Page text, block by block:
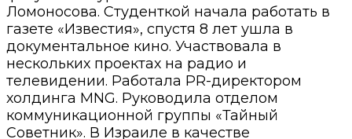
Ломоносова. Студенткой начала работать в
газете «Известия», спустя 8 лет ушла в
документальное кино. Участвовала в
нескольких проектах на радио и
телевидении. Работала PR-директором
холдинга MNG. Руководила отделом
коммуникационной группы «Тайный
Советник». В Израиле в качестве